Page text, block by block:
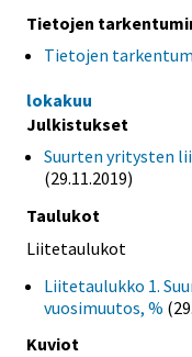
Tietojen
Tietojen
lokakuu
Julkistukset
Suurten yritysten
(29.11.2019)
Taulukot
Liitetaulukot
Liitetaulukko 1.
vuosimuutos, %
Kuviot